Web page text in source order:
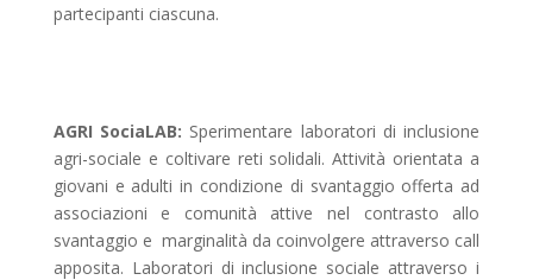
partecipanti ciascuna.
AGRI SociaLAB: Sperimentare laboratori di inclusione
agri-sociale e coltivare reti solidali. Attività orientata a
giovani e adulti in condizione di svantaggio offerta ad
associazioni e comunità attive nel contrasto allo
svantaggio e marginalità da coinvolgere attraverso call
apposita. Laboratori di inclusione sociale attraverso i